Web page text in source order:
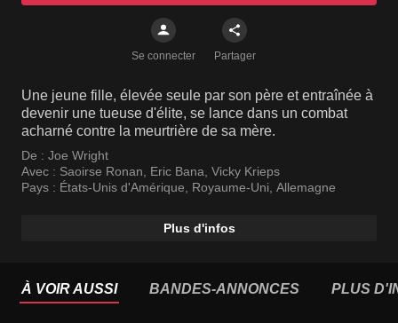
Se connecter Partager
Une jeune fille, élevée seule par son père et entraînée à
devenir une tueuse d'élite, se lance dans un combat
acharné contre la meurtrière de sa mère.
De : Joe Wright
Avec : Saoirse Ronan, Eric Bana, Vicky Krieps
Pays : États-Unis d'Amérique, Royaume-Uni, Allemagne
Plus d'infos
À VOIR AUSSI BANDES-ANNONCES PLUS